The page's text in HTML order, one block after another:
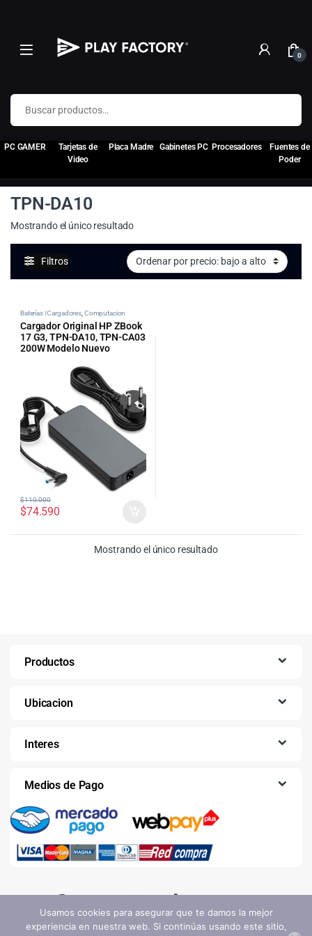
0
Buscar por:
PC GAMER
Tarjetas de
Video
Placa Madre Gabinetes PC Procesadores
Fuentes de
Poder
TPN-DA10
Mostrando el único resultado
Filtros
Baterías | Cargadores Computacion
Cargador Original HP ZBook
17 G3, TPN-DA10, TPN-CA03
200W Modelo Nuevo
$74.590
$110.000
Mostrando el único resultado
Productos
Ubicacion
Interes
Medios de Pago
Usamos cookies para asegurar que te damos la mejor
experiencia en nuestra web. Si continúas usando este sitio,